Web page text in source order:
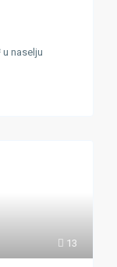
naselju
13